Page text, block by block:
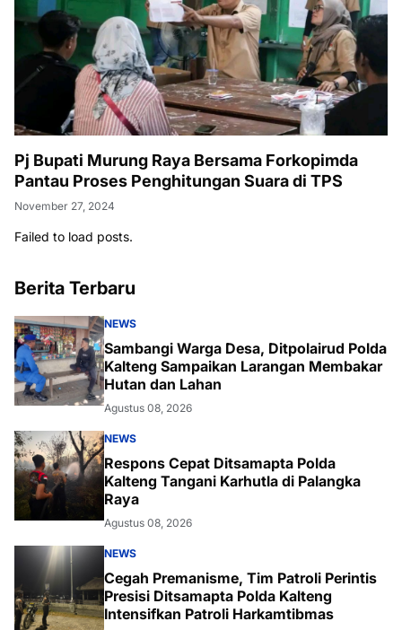
Pj Bupati Murung Raya Bersama Forkopimda
Pantau Proses Penghitungan Suara di TPS
November 27, 2024
Failed to load posts.
Berita Terbaru
NEWS
Sambangi Warga Desa, Ditpolairud Polda
Kalteng Sampaikan Larangan Membakar
Hutan dan Lahan
Agustus 08, 2026
NEWS
Respons Cepat Ditsamapta Polda
Kalteng Tangani Karhutla di Palangka
Raya
Agustus 08, 2026
NEWS
Cegah Premanisme, Tim Patroli Perintis
Presisi Ditsamapta Polda Kalteng
Intensifkan Patroli Harkamtibmas